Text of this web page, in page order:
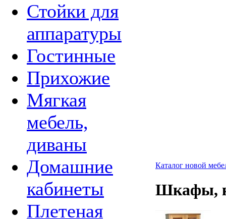
Стойки для
аппаратуры
Гостинные
Прихожие
Мягкая
мебель,
диваны
Домашние
кабинеты
Плетеная
Каталог новой
Шкафы,